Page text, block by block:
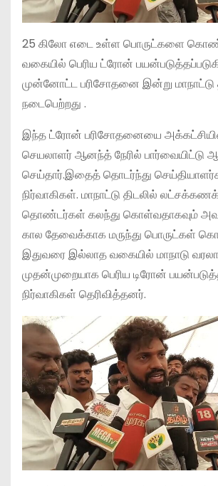
25 கிலோ எடை உள்ள பொருட்களை
வகையில் பெரிய ட்ரோன்
முன்னோட்ட பரிசோதனை இன்று மாநாட்டு
நடைபெற்றது .
இந்த ட்ரோன் பரிசோதனையை
செயலாளர் ஆனந்த் நேரில் பார்வையிட்டு
செய்தார்.இதைத் தொடர்ந்து
நிர்வாகிகள். மாநாட்டு திடலில்
தொண்டர்கள் கலந்து கொள்வதாகவும்
கால தேவைக்காக மருந்து பொருட்கள்
இதுவரை இல்லாத வகையில் மாநாடு
முதன்முறையாக பெரிய டிரோன்
நிர்வாகிகள் தெரிவித்தனர்.